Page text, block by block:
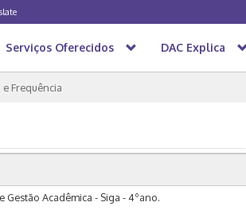
Serviços Oferecidos DAC Explica
e Frequência
Acadêmica - Siga - 4ºano.